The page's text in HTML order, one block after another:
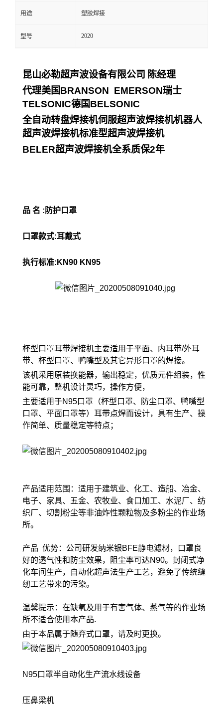
用途 塑胶焊接
型号 2020
昆山必勒超声波设备有限公司 陈经理
代理美国BRANSON EMERSON瑞士
TELSONIC德国BELSONIC
全自动转盘焊接机伺服超声波焊接机机器人
超声波焊接机标准型超声波焊接机
BELER超声波焊接机全系质保2年
品 名 :防护口罩
口罩款式:耳戴式
执行标准:KN90 KN95
杯型口罩耳带焊接机主要适用于平面、内耳带/外耳
带、杯型口罩、鸭嘴型及其它异形口罩的焊接。
该机采用原装换能器，输出稳定，优质元件组装，性
能可靠，整机设计灵巧，操作方便，
主要适用于N95口罩（杯型口罩、防尘口罩、鸭嘴型
口罩、平面口罩等）耳带点焊而设计，具有生产、操
作简单、质量稳定等特点；
产品适用范围：适用于建筑业、化工、造船、冶金、
电子、家具、五金、农牧业、食口加工、水泥厂、纺
织厂、切割粉尘等非油炸性颗粒物及多粉尘的作业场
所。
产品 优势：公司研发纳米银BFE静电滤材，口罩良
好的透气性和防尘效果，阻尘率可达N90。封闭式净
化车间生产，自动化超声法生产工艺，避免了传统缝
纫工艺带来的污染。
温馨提示：在缺氧及用于有害气体、蒸气等的作业场
所不适合使用本产品.
由于本品属于随弃式口罩，请及时更换。
N95口罩半自动化生产流水线设备
压鼻梁机